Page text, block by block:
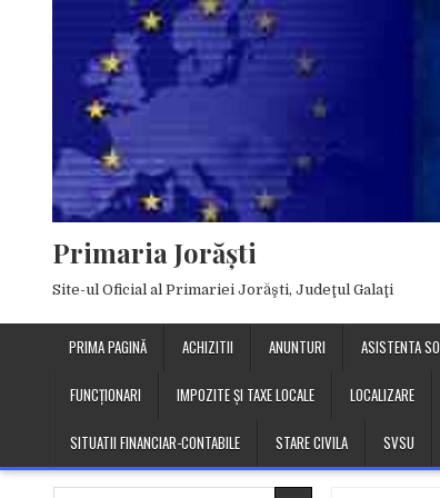
Primaria Jorăşti
Site-ul Oficial al Primariei Jorăşti, Judeţul Galaţi
PRIMA PAGINĂ ACHIZITII ANUNTURI ASISTENTA
FUNCȚIONARI IMPOZITE ȘI TAXE LOCALE LOCALIZARE
SITUATII FINANCIAR-CONTABILE STARE CIVILA SVSU